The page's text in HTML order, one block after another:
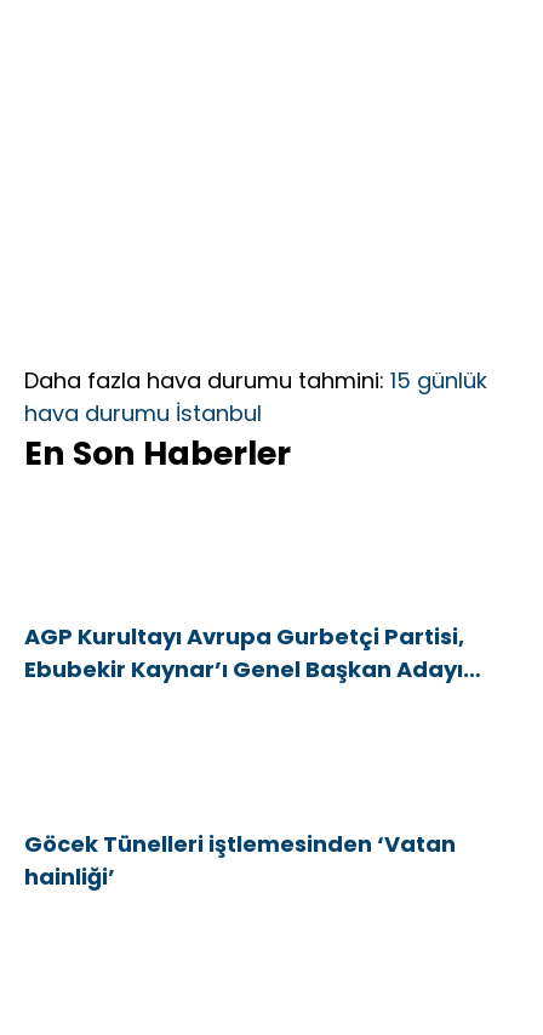
Daha fazla hava durumu tahmini: 15 günlük
hava durumu İstanbul
En Son Haberler
AGP Kurultayı Avrupa Gurbetçi Partisi,
Ebubekir Kaynar’ı Genel Başkan Adayı
Göcek Tünelleri iştlemesinden ‘Vatan
hainliği’